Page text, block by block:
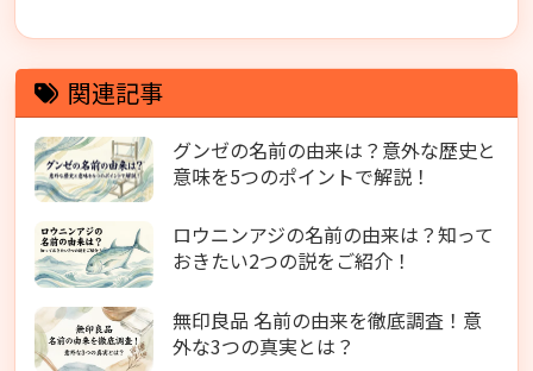
関連記事
グンゼの名前の由来は？意外な歴史と
意味を5つのポイントで解説！
ロウニンアジの名前の由来は？知って
おきたい2つの説をご紹介！
無印良品 名前の由来を徹底調査！意
外な3つの真実とは？